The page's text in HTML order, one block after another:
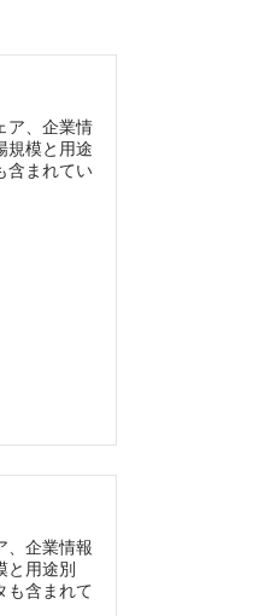
ア、企業情
規模と用途
含まれてい
、企業情報
と用途別
も含まれて